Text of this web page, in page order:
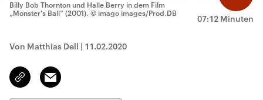
07:12 Minuten
Billy Bob Thornton und Halle Berry in dem Film
„Monster's Ball“ (2001). © imago images/Prod.DB
Von Matthias Dell | 11.02.2020
Link
kopieren/teilen
Email